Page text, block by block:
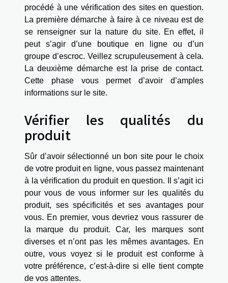
procédé à une vérification des sites en question.
La première démarche à faire à ce niveau est de
se renseigner sur la nature du site. En effet, il
peut s’agir d’une boutique en ligne ou d’un
groupe d’escroc. Veillez scrupuleusement à cela.
La deuxième démarche est la prise de contact.
Cette phase vous permet d’avoir d’amples
informations sur le site.
Vérifier les qualités du
produit
Sûr d’avoir sélectionné un bon site pour le choix
de votre produit en ligne, vous passez maintenant
à la vérification du produit en question. Il s’agit ici
pour vous de vous informer sur les qualités du
produit, ses spécificités et ses avantages pour
vous. En premier, vous devriez vous rassurer de
la marque du produit. Car, les marques sont
diverses et n’ont pas les mêmes avantages. En
outre, vous voyez si le produit est conforme à
votre préférence, c’est-à-dire si elle tient compte
de vos attentes.